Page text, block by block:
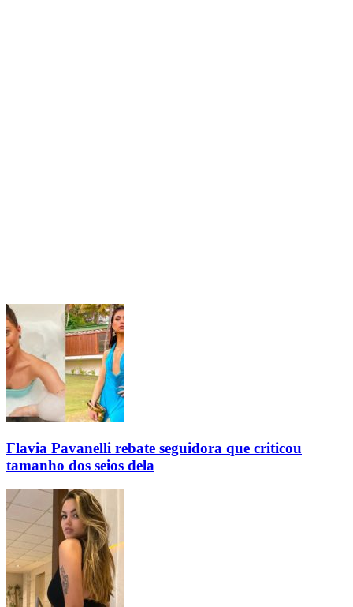
Flavia Pavanelli rebate seguidora que criticou
tamanho dos seios dela